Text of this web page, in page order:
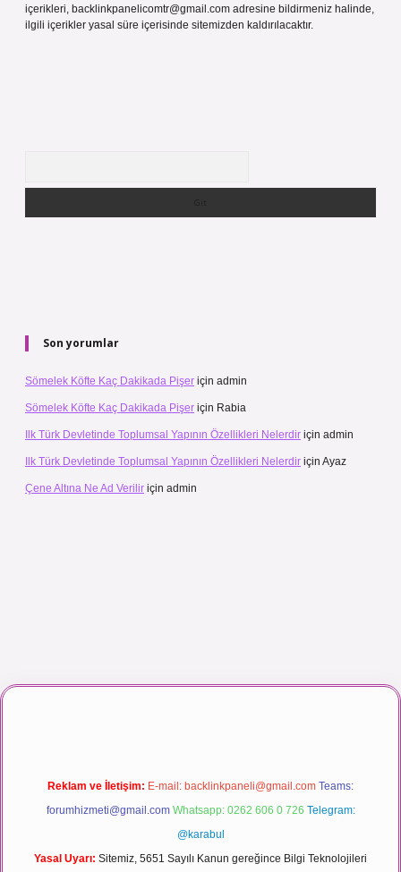
içerikleri, backlinkpanelicomtr@gmail.com adresine bildirmeniz halinde,
ilgili içerikler yasal süre içerisinde sitemizden kaldırılacaktır.
Son yorumlar
Sömelek Köfte Kaç Dakikada Pişer için admin
Sömelek Köfte Kaç Dakikada Pişer için Rabia
Ilk Türk Devletinde Toplumsal Yapının Özellikleri Nelerdir için admin
Ilk Türk Devletinde Toplumsal Yapının Özellikleri Nelerdir için Ayaz
Çene Altına Ne Ad Verilir için admin
maç izle
Reklam ve İletişim: E-mail: backlinkpaneli@gmail.com Teams:
forumhizmeti@gmail.com Whatsapp: 0262 606 0 726 Telegram:
@karabul
Yasal Uyarı: Sitemiz, 5651 Sayılı Kanun gereğince Bilgi Teknolojileri